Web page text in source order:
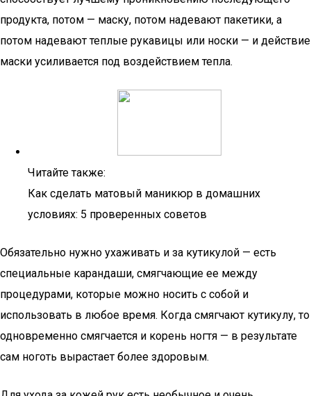
продукта, потом — маску, потом надевают пакетики, а
потом надевают теплые рукавицы или носки — и действие
маски усиливается под воздействием тепла.
Читайте также:
Как сделать матовый маникюр в домашних
условиях: 5 проверенных советов
Обязательно нужно ухаживать и за кутикулой — есть
специальные карандаши, смягчающие ее между
процедурами, которые можно носить с собой и
использовать в любое время. Когда смягчают кутикулу, то
одновременно смягчается и корень ногтя — в результате
сам ноготь вырастает более здоровым.